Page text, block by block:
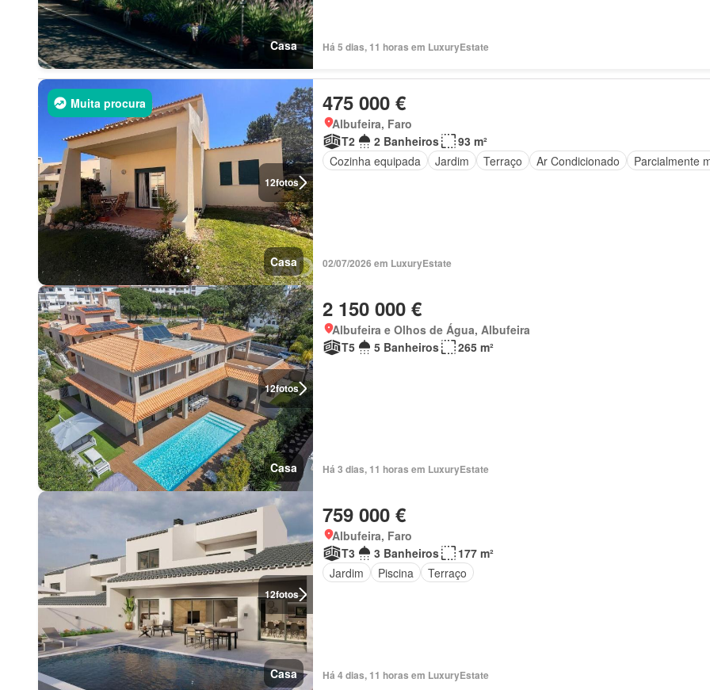
Casa Há 5 dias, 11 horas em LuxuryEstate
12fotos
Muita procura
Casa
475 000 €
Albufeira, Faro
T2
2 Banheiros
93 m²
Cozinha equipada
Jardim Terraço Ar Condicionado Parcialmente
02/07/2026 em LuxuryEstate
12fotos
Casa
2 150 000 €
Albufeira e Olhos de Água, Albufeira
T5
5 Banheiros 265 m²
Há 3 dias, 11 horas em LuxuryEstate
12fotos
Casa
759 000 €
Albufeira, Faro
T3
3 Banheiros
177 m²
Jardim
Piscina Terraço
Há 4 dias, 11 horas em LuxuryEstate